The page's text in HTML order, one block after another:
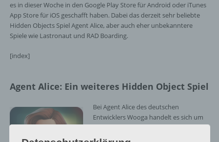
es in dieser Woche in den Google Play Store für Android oder iTunes
App Store für iOS geschafft haben. Dabei das derzeit sehr beliebte
Hidden Objects Spiel Agent Alice, aber auch eher unbekanntere
Spiele wie Lastronaut und RAD Boarding.
[index]
Agent Alice: Ein weiteres Hidden Object Spiel
Bei Agent Alice des deutschen
Entwicklers Wooga handelt es sich um
ein Hidden Objects Spiel, in welchem ihr
verschiedene Gegenstände und Objekte